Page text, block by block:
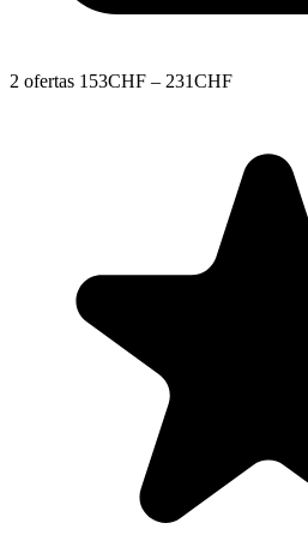
2 ofertas 153CHF – 231CHF